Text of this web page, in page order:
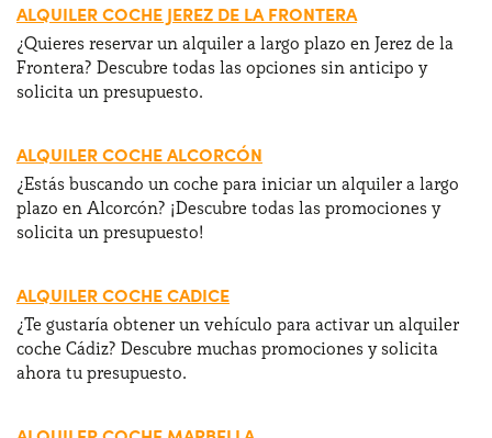
ALQUILER COCHE JEREZ DE LA FRONTERA
¿Quieres reservar un alquiler a largo plazo en Jerez de la
Frontera? Descubre todas las opciones sin anticipo y
solicita un presupuesto.
ALQUILER COCHE ALCORCÓN
¿Estás buscando un coche para iniciar un alquiler a largo
plazo en Alcorcón? ¡Descubre todas las promociones y
solicita un presupuesto!
ALQUILER COCHE CADICE
¿Te gustaría obtener un vehículo para activar un alquiler
coche Cádiz? Descubre muchas promociones y solicita
ahora tu presupuesto.